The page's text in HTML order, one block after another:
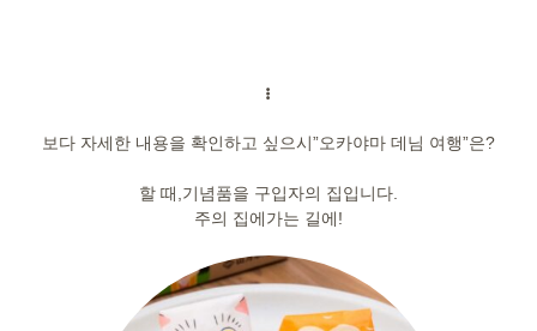
보다 자세한 내용을 확인하고 싶으시”오카야마 데님 여행”은?
할 때,기념품을 구입자의 집입니다.
주의 집에가는 길에!